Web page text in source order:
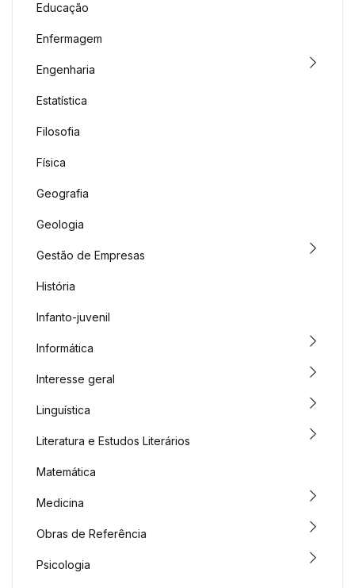
Educação
Enfermagem
Engenharia
Estatística
Filosofia
Física
Geografia
Geologia
Gestão de Empresas
História
Infanto-juvenil
Informática
Interesse geral
Linguística
Literatura e Estudos Literários
Matemática
Medicina
Obras de Referência
Psicologia